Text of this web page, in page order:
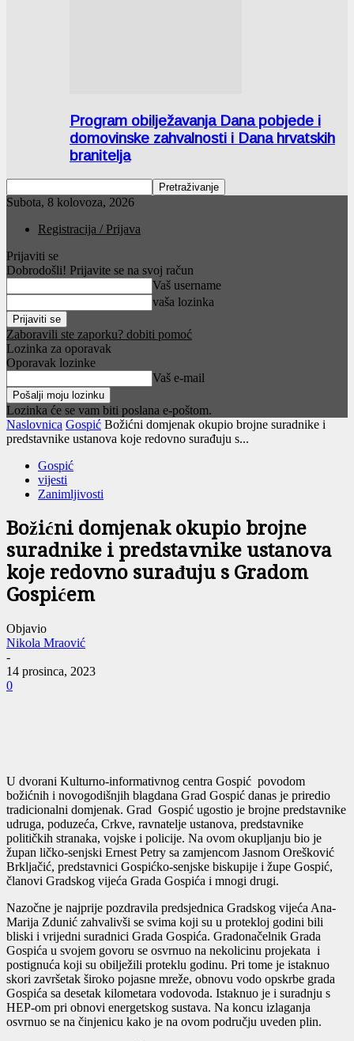
Program obilježavanja Dana pobjede i
domovinske zahvalnosti i Dana hrvatskih
branitelja
Subota, 8 kolovoza, 2026
Registracija / Prijava
Prijaviti se
Dobrodošli! Prijavite se na svoj račun
Vaš username
vaša lozinka
Zaboravili ste zaporku? dobiti pomoć
Lozinka za oporavak
Oporavak lozinke
Vaš e-mail
Lozinka će se vam biti poslana e-poštom.
Naslovnica Gospić Božićni domjenak okupio brojne suradnike i
predstavnike ustanova koje redovno surađuju s...
Gospić
vijesti
Zanimljivosti
Božićni domjenak okupio brojne
suradnike i predstavnike ustanova
koje redovno surađuju s Gradom
Gospićem
Objavio
Nikola Mraović
-
14 prosinca, 2023
0
U dvorani Kulturno-informativnog centra Gospić povodom
božićnih i novogodišnjih blagdana Grad Gospić danas je priredio
tradicionalni domjenak. Grad Gospić ugostio je brojne predstavnike
udruga, poduzeća, Crkve, ravnatelje ustanova, predstavnike
političkih stranaka, vojske i policije. Na ovom okupljanju bio je
župan ličko-senjski Ernest Petry sa zamjencom Jasnom Orešković
Brkljačić, predstavnici Gospićko-senjske biskupije i župe Gospić,
članovi Gradskog vijeća Grada Gospića i mnogi drugi.
Nazočne je najprije pozdravila predsjednica Gradskog vijeća Ana-
Marija Zdunić zahvalivši se svima koji su u protekloj godini bili
bliski i vrijedni suradnici Grada Gospića. Gradonačelnik Grada
Gospića u svojem govoru se osvrnuo na nekolicinu projekata i
postignuća koji su obilježili proteklu godinu. Pri tome je istaknuo
skori završetak široko pojasne mreže, obnovu vodo opskrbe grada
Gospića sa desetak kilometara vodovoda. Istaknuo je i suradnju s
HEP-om pri obnovi energetskog sustava. Na koncu izlaganja
osvrnuo se na činjenicu kako je na ovom području uveden plin.